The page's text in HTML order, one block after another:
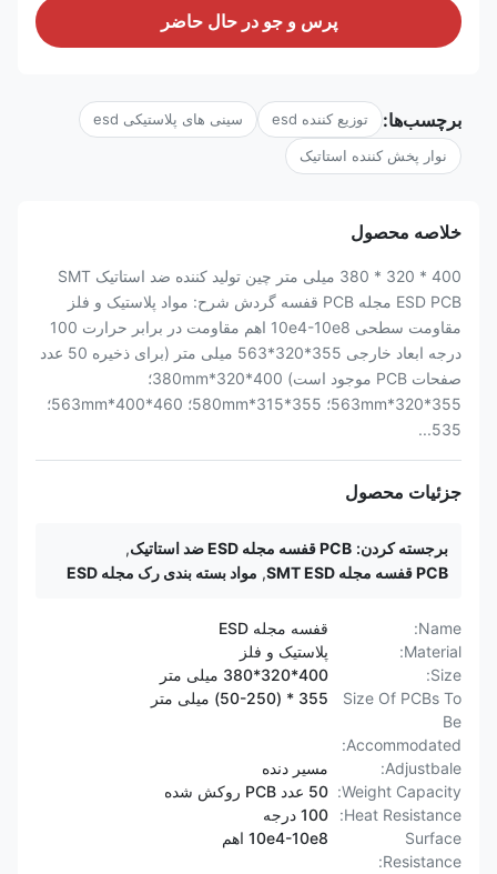
پرس و جو در حال حاضر
برچسب‌ها: توزیع کننده esd سینی های پلاستیکی esd
نوار پخش کننده استاتیک
خلاصه محصول
400 * 320 * 380 میلی متر چین تولید کننده ضد استاتیک SMT
ESD PCB مجله PCB قفسه گردش شرح: مواد پلاستیک و فلز
مقاومت سطحی 10e4-10e8 اهم مقاومت در برابر حرارت 100
درجه ابعاد خارجی 355*320*563 میلی متر (برای ذخیره 50 عدد
صفحات PCB موجود است) 400*320*380mm؛
355*320*563mm؛ 355*315*580mm؛ 460*400*563mm؛
535...
جزئیات محصول
برجسته کردن: PCB قفسه مجله ESD ضد استاتیک
,
PCB قفسه مجله SMT ESD
, مواد بسته بندی رک مجله ESD
Name:
قفسه مجله ESD
Material:
پلاستیک و فلز
Size:
400*320*380 میلی متر
Size Of PCBs To
Be
Accommodated:
355 * (50-250) میلی متر
Adjustbale:
مسیر دنده
Weight Capacity:
50 عدد PCB روکش شده
Heat Resistance:
100 درجه
Surface
Resistance:
10e4-10e8 اهم